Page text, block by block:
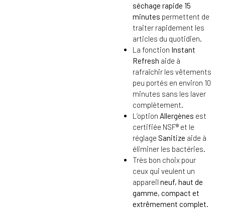
séchage rapide 15
minutes permettent de
traiter rapidement les
articles du quotidien.
La fonction Instant
Refresh aide à
rafraîchir les vêtements
peu portés en environ 10
minutes sans les laver
complètement.
L’option Allergènes est
certifiée NSF® et le
réglage Sanitize aide à
éliminer les bactéries.
Très bon choix pour
ceux qui veulent un
appareil neuf, haut de
gamme, compact et
extrêmement complet.